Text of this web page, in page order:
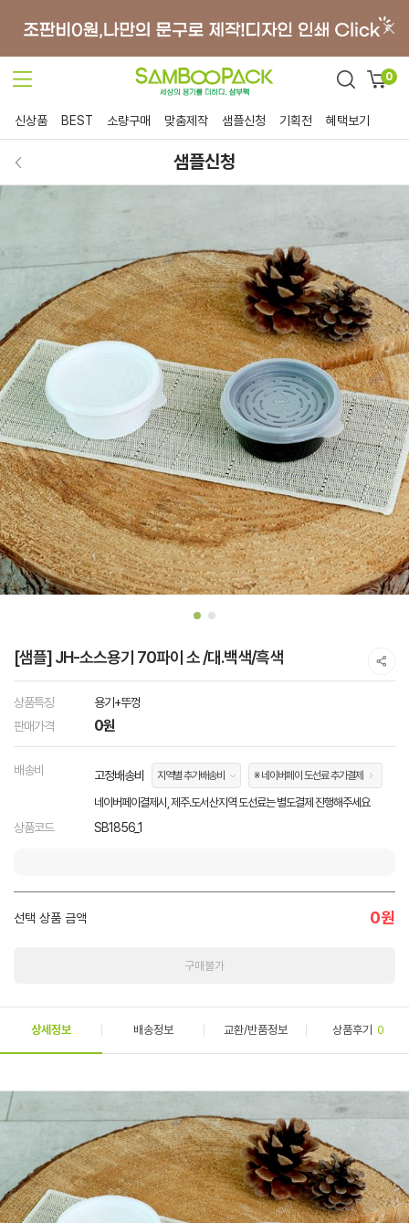
0
신상품 BEST 소량구매 맞춤제작 샘플신청 기획전 혜택보기
샘플신청
[샘플] JH-소스용기 70파이 소 /대.백색/흑색
상품특징
용기+뚜껑
판매가격
0원
배송비 고정배송비 지역별 추가배송비 ※ 네이버페이 도선료 추가결제
네이버페이결제시, 제주.도서산지역 도선료는 별도결제 진행해주세요
상품코드 SB1856_1
선택 상품 금액 0원
구매불가
상세정보 배송정보 교환/반품정보 상품후기 0